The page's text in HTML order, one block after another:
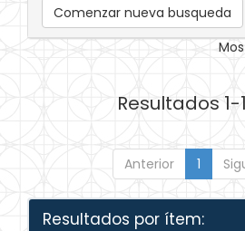
Comenzar nueva busqueda
Resultados 1-
Anterior 1
Resultados por ítem: